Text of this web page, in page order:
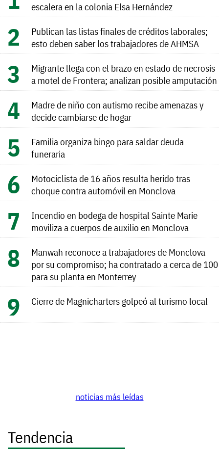
escalera en la colonia Elsa Hernández
Publican las listas finales de créditos laborales;
esto deben saber los trabajadores de AHMSA
Migrante llega con el brazo en estado de necrosis
a motel de Frontera; analizan posible amputación
Madre de niño con autismo recibe amenazas y
decide cambiarse de hogar
Familia organiza bingo para saldar deuda
funeraria
Motociclista de 16 años resulta herido tras
choque contra automóvil en Monclova
Incendio en bodega de hospital Sainte Marie
moviliza a cuerpos de auxilio en Monclova
Manwah reconoce a trabajadores de Monclova
por su compromiso; ha contratado a cerca de 100
para su planta en Monterrey
Cierre de Magnicharters golpeó al turismo local
noticias más leídas
Tendencia